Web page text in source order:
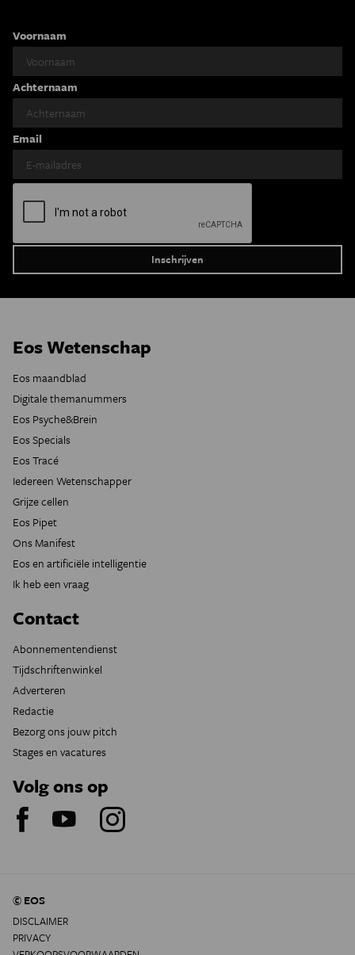
Voornaam
Achternaam
Email
Eos Wetenschap
Eos maandblad
Digitale themanummers
Eos Psyche&Brein
Eos Specials
Eos Tracé
Iedereen Wetenschapper
Grijze cellen
Eos Pipet
Ons Manifest
Eos en artificiële intelligentie
Ik heb een vraag
Contact
Abonnementendienst
Tijdschriftenwinkel
Adverteren
Redactie
Bezorg ons jouw pitch
Stages en vacatures
Volg ons op
© EOS
DISCLAIMER
PRIVACY